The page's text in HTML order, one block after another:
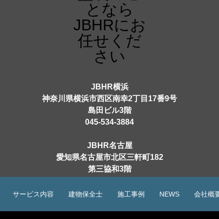
JBHR横浜
神奈川県横浜市西区南幸2丁目17番9号
島田ビル3階
045-534-3884
JBHR名古屋
愛知県名古屋市北区三軒町182
第三協和3階
サービス内容 建物保全士 施工事例 NEWS 会社概